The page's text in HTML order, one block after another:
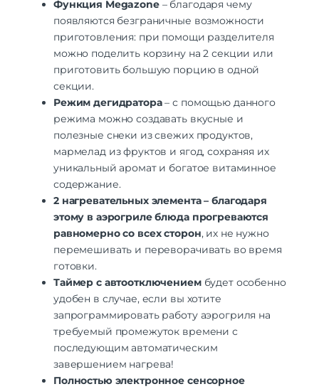
Функция Megazone – благодаря чему
появляются безграничные возможности
приготовления: при помощи разделителя
можно поделить корзину на 2 секции или
приготовить большую порцию в одной
секции.
Режим дегидратора– с помощью данного
режима можно создавать вкусные и
полезные снеки из свежих продуктов,
мармелад из фруктов и ягод, сохраняя их
уникальный аромат и богатое витаминное
содержание.
2 нагревательных элемента –благодаря
этому в аэрогриле блюда прогреваются
равномерно со всех сторон, их не нужно
перемешивать и переворачивать во время
готовки.
Таймер с автоотключениембудет особенно
удобен в случае, если вы хотите
запрограммировать работу аэрогриля на
требуемый промежуток времени с
последующим автоматическим
завершением нагрева!
Полностью электронное сенсорное